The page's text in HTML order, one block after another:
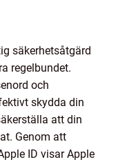
säkerhetsåtgärd
regelbundet.
och
skydda din
att din
Genom att
ID visar Apple